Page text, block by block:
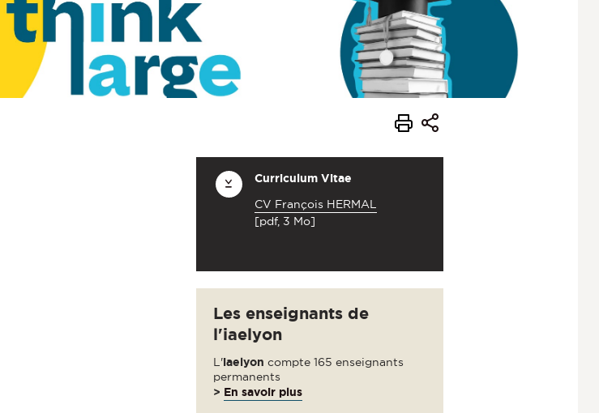
Curriculum Vitae
CV François HERMAL
[pdf, 3 Mo]
Les enseignants de
l'iaelyon
L'iaelyon compte 165 enseignants
permanents
> En savoir plus